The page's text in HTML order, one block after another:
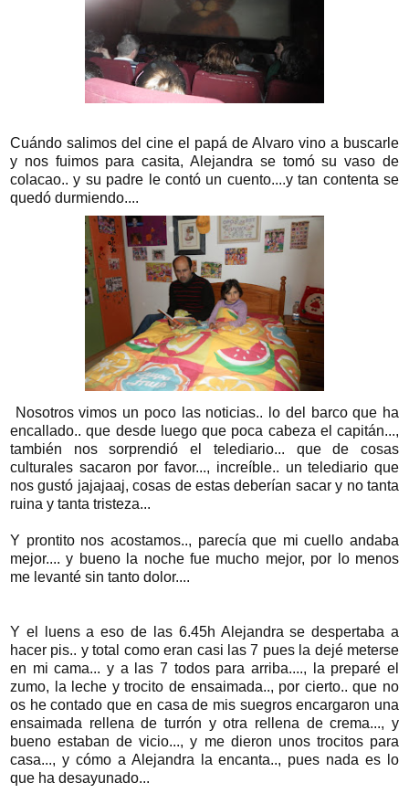
Cuándo salimos del cine el papá de Alvaro vino a buscarle
y nos fuimos para casita, Alejandra se tomó su vaso de
colacao.. y su padre le contó un cuento....y tan contenta se
quedó durmiendo....
Nosotros vimos un poco las noticias.. lo del barco que ha
encallado.. que desde luego que poca cabeza el capitán...,
también nos sorprendió el telediario... que de cosas
culturales sacaron por favor..., increíble.. un telediario que
nos gustó jajajaaj, cosas de estas deberían sacar y no tanta
ruina y tanta tristeza...
Y prontito nos acostamos.., parecía que mi cuello andaba
mejor.... y bueno la noche fue mucho mejor, por lo menos
me levanté sin tanto dolor....
Y el luens a eso de las 6.45h Alejandra se despertaba a
hacer pis.. y total como eran casi las 7 pues la dejé meterse
en mi cama... y a las 7 todos para arriba...., la preparé el
zumo, la leche y trocito de ensaimada.., por cierto.. que no
os he contado que en casa de mis suegros encargaron una
ensaimada rellena de turrón y otra rellena de crema..., y
bueno estaban de vicio..., y me dieron unos trocitos para
casa..., y cómo a Alejandra la encanta.., pues nada es lo
que ha desayunado...